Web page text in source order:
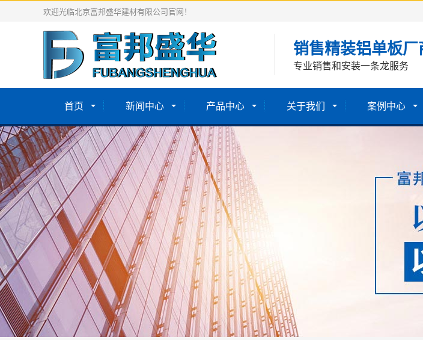
欢迎光临北京富邦盛华建材有限公司官网！
销售精装铝单板厂
专业销售和安装一条龙服务
首页 新闻中心 产品中心 关于我们 案例中心